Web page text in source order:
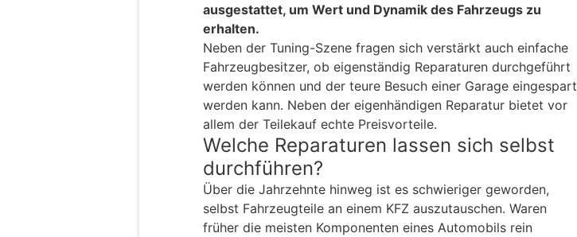
ausgestattet, um Wert und Dynamik des Fahrzeugs zu
erhalten.
Neben der Tuning-Szene fragen sich verstärkt auch einfache
Fahrzeugbesitzer, ob eigenständig Reparaturen durchgeführt
werden können und der teure Besuch einer Garage eingespart
werden kann. Neben der eigenhändigen Reparatur bietet vor
allem der Teilekauf echte Preisvorteile.
Welche Reparaturen lassen sich selbst
durchführen?
Über die Jahrzehnte hinweg ist es schwieriger geworden,
selbst Fahrzeugteile an einem KFZ auszutauschen. Waren
früher die meisten Komponenten eines Automobils rein